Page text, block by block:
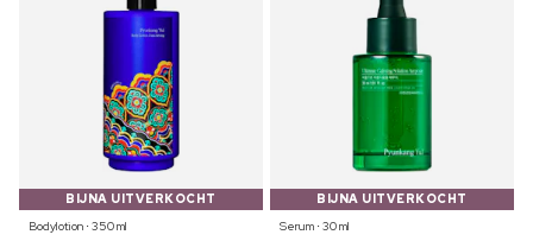
BIJNA UITVERKOCHT
Bodylotion ⋅ 350 ml
BIJNA UITVERKOCHT
Serum ⋅ 30 ml